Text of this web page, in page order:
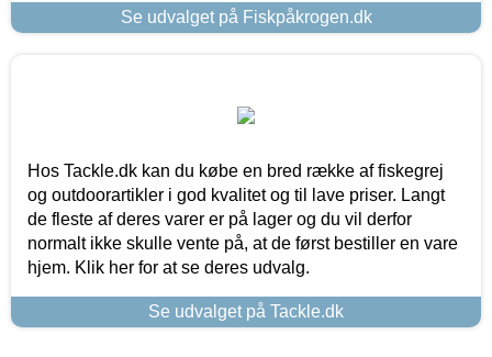
Se udvalget på Fiskpåkrogen.dk
Hos Tackle.dk kan du købe en bred række af fiskegrej
og outdoorartikler i god kvalitet og til lave priser. Langt
de fleste af deres varer er på lager og du vil derfor
normalt ikke skulle vente på, at de først bestiller en vare
hjem. Klik her for at se deres udvalg.
Se udvalget på Tackle.dk